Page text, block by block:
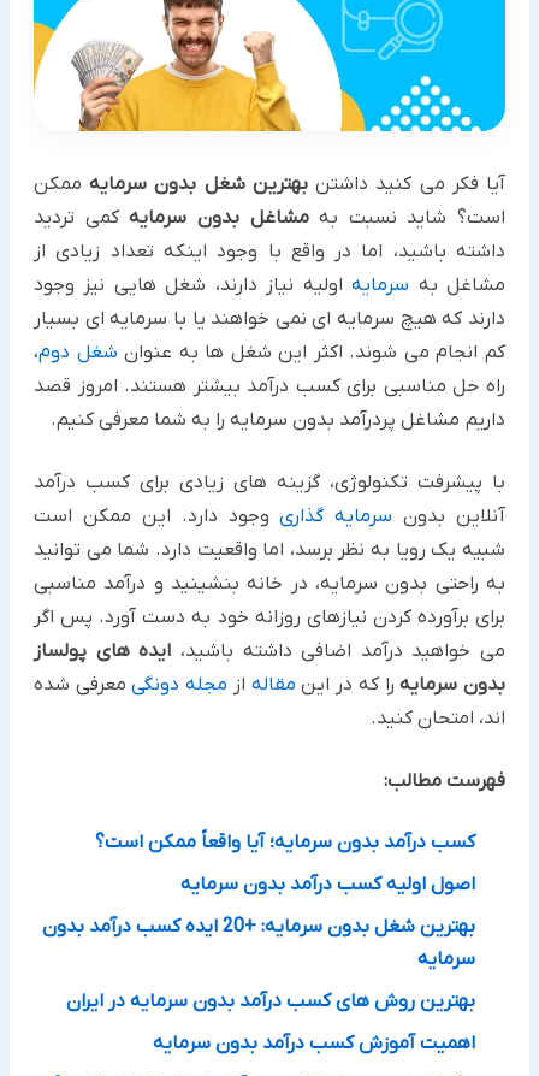
آیا فکر می کنید داشتنبهترین شغل بدون سرمایه‏ممکن
است؟ شاید نسبت بهمشاغل بدون سرمایه‏کمی تردید
داشته باشید، اما ‏در واقع با وجود اینکه تعداد زیادی از
مشاغل به سرمایهاولیه نیاز دارند، شغل هایی نیز وجود
دارند که هیچ سرمایه ای ‏نمی خواهند یا با سرمایه ای بسیار
کم انجام می شوند. اکثر این شغل ها به عنوان شغل دوم،
راه حل مناسبی برای کسب درآمد ‏بیشتر هستند. امروز قصد
داریم مشاغل پردرآمد بدون سرمایه را به شما معرفی کنیم.‏
با پیشرفت تکنولوژی، گزینه های زیادی برای کسب درآمد
آنلاین بدون سرمایه گذاریوجود دارد. این ممکن است
شبیه یک ‏رویا به نظر برسد، اما واقعیت دارد. شما می توانید
به راحتی بدون سرمایه، در خانه بنشینید و درآمد مناسبی
برای برآورده کردن ‏نیازهای روزانه خود به دست آورد. پس اگر
می خواهید درآمد اضافی داشته باشید، ایده های پولساز
بدون سرمایهرا که در این ‏ مقاله از مجله دونگیمعرفی شده
اند، امتحان کنید.‏
فهرست مطالب:
کسب درآمد بدون سرمایه؛ آیا واقعاً ممکن است؟
اصول اولیه کسب درآمد بدون سرمایه
بهترین شغل بدون سرمایه: +20 ایده کسب درآمد بدون
سرمایه
بهترین روش های کسب درآمد بدون سرمایه در ایران
اهمیت آموزش کسب درآمد بدون سرمایه